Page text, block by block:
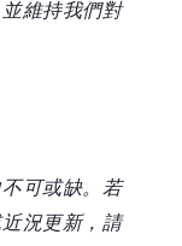
維持我們對
可或缺。若
況更新，請